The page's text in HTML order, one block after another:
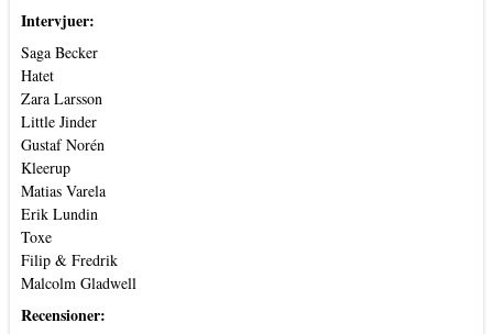
Intervjuer:
Saga Becker
Hatet
Zara Larsson
Little Jinder
Gustaf Norén
Kleerup
Matias Varela
Erik Lundin
Toxe
Filip & Fredrik
Malcolm Gladwell
Recensioner: